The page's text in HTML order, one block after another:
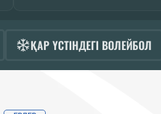
ҚАР ҮСТІНДЕГІ ВОЛЕЙБОЛ